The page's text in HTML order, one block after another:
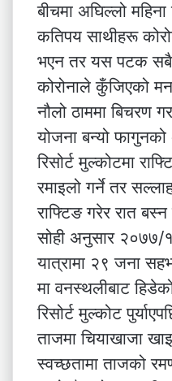
बीचमा अघिल्लो
कतिपय साथीहरू
भएन तर यस पटक
कोरोनाले कुँजिएको
नौलो ठाममा बिचरण
योजना बन्यो
रिसोर्ट मुल्कोटमा
रमाइलो गर्ने तर
राफ्टिङ गरेर रात
सोही अनुसार
यात्रामा २९ जना
मा वनस्थलीबाट
रिसोर्ट मुल्कोट
ताजमा चियाखाजा
स्वच्छतामा ताजको